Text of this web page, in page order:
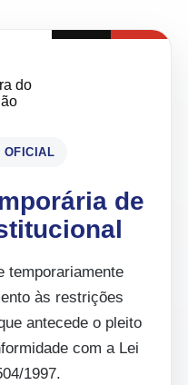
OFICIAL
de
temporariamente
às restrições
antecede o pleito
com a Lei
1997.